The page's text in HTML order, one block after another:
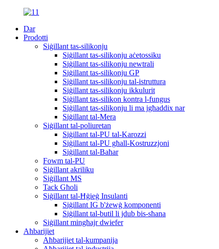
Dar
Prodotti
Siġillant tas-silikonju
Siġillant tas-silikonju aċetossiku
Siġillant tas-silikonju newtrali
Siġillant tas-silikonju GP
Siġillant tas-silikonju tal-istruttura
Siġillant tas-silikonju ikkulurit
Siġillant tas-silikon kontra l-fungus
Siġillant tas-silikonju li ma jgħaddix nar
Siġillant tal-Mera
Siġillant tal-poliuretan
Siġillant tal-PU tal-Karozzi
Siġillant tal-PU għall-Kostruzzjoni
Siġillant tal-Baħar
Fowm tal-PU
Siġillant akriliku
Siġillant MS
Tack Għoli
Siġillant tal-Ħġieġ Insulanti
Siġillant IG b'żewġ komponenti
Siġillant tal-butil li jdub bis-sħana
Siġillant mingħajr dwiefer
Aħbarijiet
Aħbarijiet tal-kumpanija